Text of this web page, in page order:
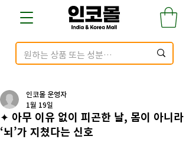
✦ 아무 이유 없이 피곤한 날, 몸이 아니라
‘뇌’가 지쳤다는 신호
인코몰 운영자
1월 19일